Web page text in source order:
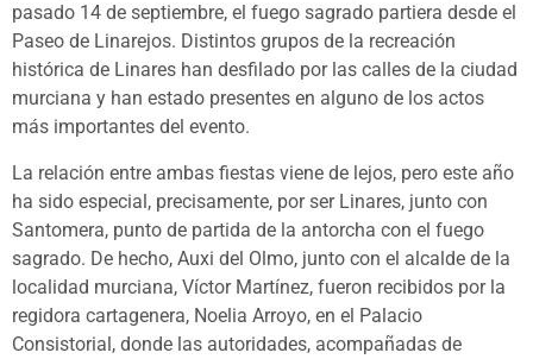
pasado 14 de septiembre, el fuego sagrado partiera desde el
Paseo de Linarejos. Distintos grupos de la recreación
histórica de Linares han desfilado por las calles de la ciudad
murciana y han estado presentes en alguno de los actos
más importantes del evento.
La relación entre ambas fiestas viene de lejos, pero este año
ha sido especial, precisamente, por ser Linares, junto con
Santomera, punto de partida de la antorcha con el fuego
sagrado. De hecho, Auxi del Olmo, junto con el alcalde de la
localidad murciana, Víctor Martínez, fueron recibidos por la
regidora cartagenera, Noelia Arroyo, en el Palacio
Consistorial, donde las autoridades, acompañadas de